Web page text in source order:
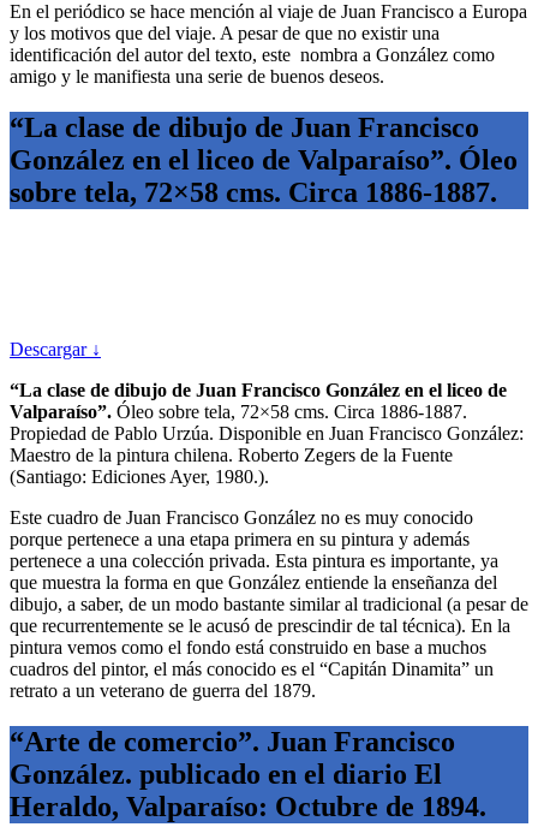
En el periódico se hace mención al viaje de Juan Francisco a Europa
y los motivos que del viaje. A pesar de que no existir una
identificación del autor del texto, este nombra a González como
amigo y le manifiesta una serie de buenos deseos.
“La clase de dibujo de Juan Francisco
González en el liceo de Valparaíso”. Óleo
sobre tela, 72×58 cms. Circa 1886-1887.
Descargar ↓
“La clase de dibujo de Juan Francisco González en el liceo de
Valparaíso”. Óleo sobre tela, 72×58 cms. Circa 1886-1887.
Propiedad de Pablo Urzúa. Disponible en Juan Francisco González:
Maestro de la pintura chilena. Roberto Zegers de la Fuente
(Santiago: Ediciones Ayer, 1980.).
Este cuadro de Juan Francisco González no es muy conocido
porque pertenece a una etapa primera en su pintura y además
pertenece a una colección privada. Esta pintura es importante, ya
que muestra la forma en que González entiende la enseñanza del
dibujo, a saber, de un modo bastante similar al tradicional (a pesar de
que recurrentemente se le acusó de prescindir de tal técnica). En la
pintura vemos como el fondo está construido en base a muchos
cuadros del pintor, el más conocido es el “Capitán Dinamita” un
retrato a un veterano de guerra del 1879.
“Arte de comercio”. Juan Francisco
González. publicado en el diario El
Heraldo, Valparaíso: Octubre de 1894.